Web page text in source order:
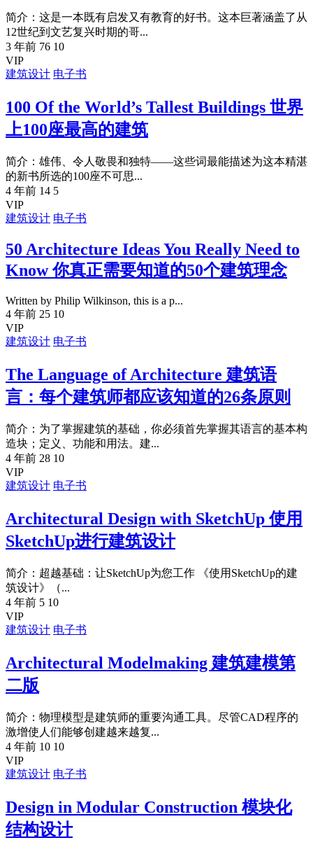
简介：这是一本既有启发又有教育的好书。这本巨著涵盖了从
12世纪到文艺复兴时期的哥...
3 年前 76 10
VIP
建筑设计 电子书
100 Of the World’s Tallest Buildings 世界
上100座最高的建筑
简介：雄伟、令人敬畏和独特——这些词最能描述为这本精湛
的新书所选的100座不可思...
4 年前 14 5
VIP
建筑设计 电子书
50 Architecture Ideas You Really Need to
Know 你真正需要知道的50个建筑理念
Written by Philip Wilkinson, this is a p...
4 年前 25 10
VIP
建筑设计 电子书
The Language of Architecture 建筑语
言：每个建筑师都应该知道的26条原则
简介：为了掌握建筑的基础，你必须首先掌握其语言的基本构
造块；定义、功能和用法。建...
4 年前 28 10
VIP
建筑设计 电子书
Architectural Design with SketchUp 使用
SketchUp进行建筑设计
简介：超越基础：让SketchUp为您工作 《使用SketchUp的建
筑设计》（...
4 年前 5 10
VIP
建筑设计 电子书
Architectural Modelmaking 建筑建模第
二版
简介：物理模型是建筑师的重要沟通工具。尽管CAD程序的
激增使人们能够创建越来越复...
4 年前 10 10
VIP
建筑设计 电子书
Design in Modular Construction 模块化
结构设计